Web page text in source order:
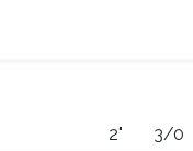
2" 3/0